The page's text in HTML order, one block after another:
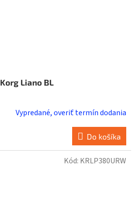
Korg Liano BL
Vypredané, overiť termín dodania
Do košíka
Kód: KRLP380URW